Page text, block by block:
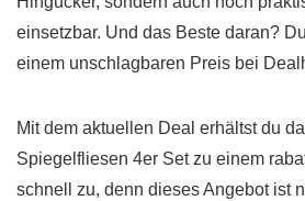
einsetzbar. Und das Beste daran?
einem unschlagbaren Preis bei
Mit dem aktuellen Deal erhältst du
Spiegelfliesen 4er Set zu einem
schnell zu, denn dieses Angebot ist